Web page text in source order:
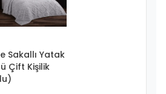
Sakallı Yatak
Çift Kişilik